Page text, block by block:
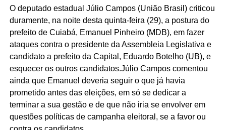
O deputado estadual Júlio Campos (União Brasil) criticou
duramente, na noite desta quinta-feira (29), a postura do
prefeito de Cuiabá, Emanuel Pinheiro (MDB), em fazer
ataques contra o presidente da Assembleia Legislativa e
candidato a prefeito da Capital, Eduardo Botelho (UB), e
esquecer os outros candidatos.Júlio Campos comentou
ainda que Emanuel deveria seguir o que já havia
prometido antes das eleições, em só se dedicar a
terminar a sua gestão e de que não iria se envolver em
questões políticas de campanha eleitoral, se a favor ou